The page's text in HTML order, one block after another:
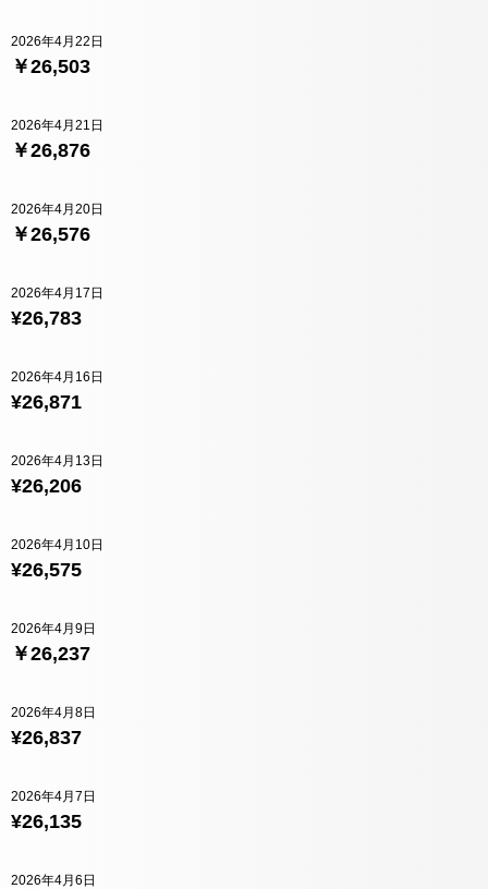
￥26,503
2026年4月22日
￥26,876
2026年4月21日
￥26,576
2026年4月20日
¥26,783
2026年4月17日
¥26,871
2026年4月16日
¥26,206
2026年4月13日
¥26,575
2026年4月10日
￥26,237
2026年4月9日
¥26,837
2026年4月8日
¥26,135
2026年4月7日
2026年4月6日